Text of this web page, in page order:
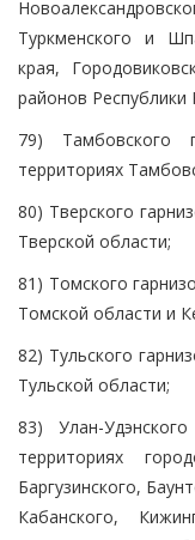
Туркменского и
края,
районов Республики
79) Тамбовского
территориях
80) Тверского
Тверской области;
81) Томского
Томской области и
82) Тульского
Тульской области;
83) Улан-
территориях
Баргузинского,
Кабанского,